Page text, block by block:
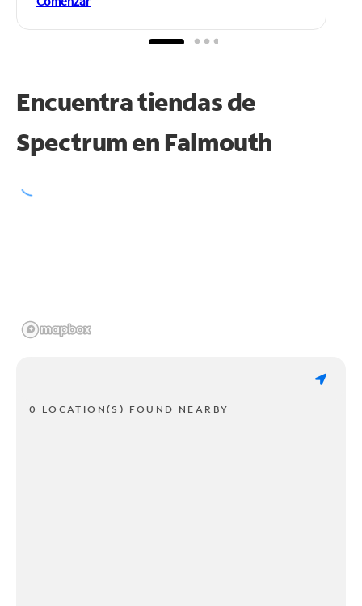
Encuentra tiendas de
Spectrum en Falmouth
0 LOCATION(S) FOUND NEARBY